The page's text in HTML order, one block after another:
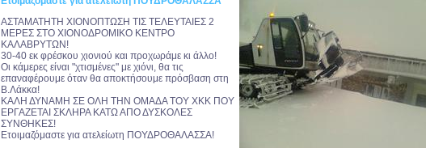
ΑΣΤΑΜΑΤΗΤΗ ΧΙΟΝΟΠΤΩΣΗ ΤΙΣ ΤΕΛΕΥΤΑΙΕΣ 2
ΜΕΡΕΣ ΣΤΟ ΧΙΟΝΟΔΡΟΜΙΚΟ ΚΕΝΤΡΟ
ΚΑΛΑΒΡΥΤΩΝ!
30-40 εκ φρέσκου χιονιού και προχωράμε κι άλλο!
Οι κάμερες είναι "χτισμένες" με χιόνι, θα τις
επαναφέρουμε όταν θα αποκτήσουμε πρόσβαση στη
Β.Λάκκα!
ΚΑΛΗ ΔΥΝΑΜΗ ΣΕ ΟΛΗ ΤΗΝ ΟΜΑΔΑ ΤΟΥ ΧΚΚ ΠΟΥ
ΕΡΓΑΖΕΤΑΙ ΣΚΛΗΡΑ ΚΑΤΩ ΑΠΟ ΔΥΣΚΟΛΕΣ
ΣΥΝΘΗΚΕΣ!
Ετοιμαζόμαστε για ατελείωτη ΠΟΥΔΡΟΘΑΛΑΣΣΑ!